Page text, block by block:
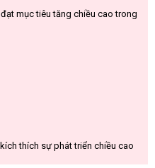
mục tiêu tăng chiều cao trong
thích sự phát triển chiều cao